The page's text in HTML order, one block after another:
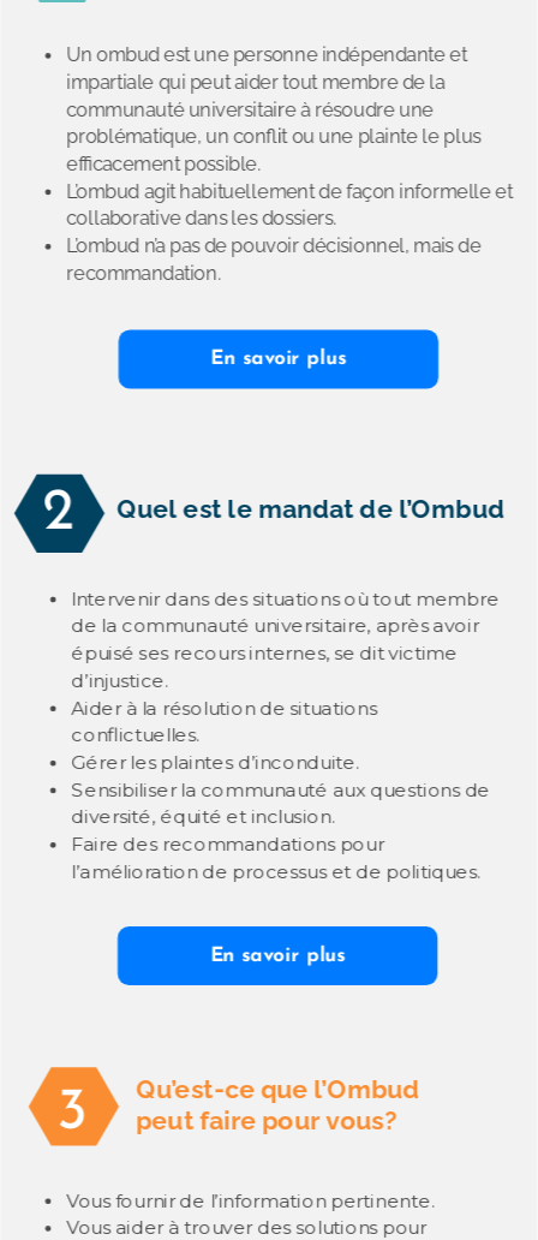
Un ombud est une personne indépendante et
impartiale qui peut aider tout membre de la
communauté universitaire à résoudre une
problématique, un conflit ou une plainte le plus
efficacement possible.
L’ombud agit habituellement de façon informelle et
collaborative dans les dossiers.
L’ombud n’a pas de pouvoir décisionnel, mais de
recommandation.
En savoir plus
En savoir plus
Intervenir dans des situations où tout membre
de la communauté universitaire, après avoir
épuisé ses recours internes, se dit victime
d’injustice.
Aider à la résolution de situations
conflictuelles.
Gérer les plaintes d’inconduite.
Sensibiliser la communauté aux questions de
diversité, équité et inclusion.
Faire des recommandations pour
l’amélioration de processus et de politiques.
Quel est le mandat de l’Ombud
3
2
Qu’est-ce que l’Ombud
peut faire pour vous?
Vous fournir de l’information pertinente.
Vous aider à trouver des solutions pour